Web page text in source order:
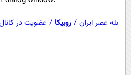
عضویت در / روبیکا / بله عصر ایران